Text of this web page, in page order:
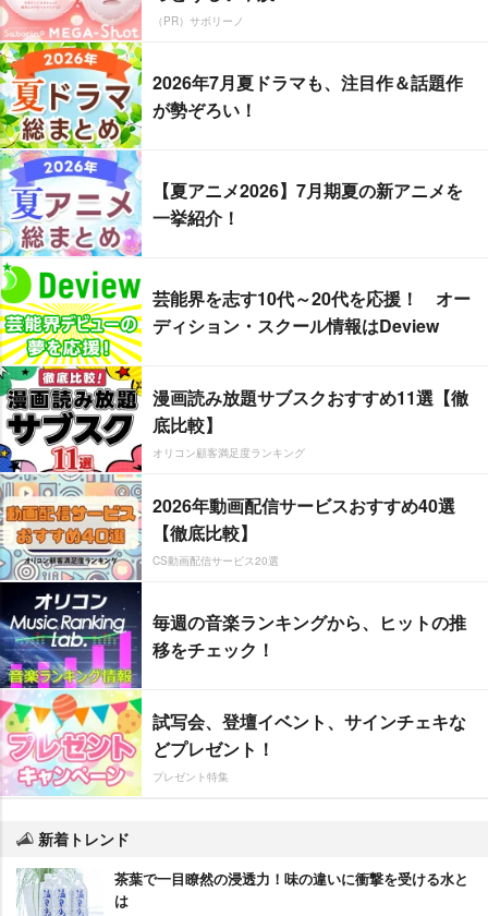
（PR）サボリーノ
2026年7月夏ドラマも、注目作＆話題作
が勢ぞろい！
【夏アニメ2026】7月期夏の新アニメを
一挙紹介！
芸能界を志す10代～20代を応援！ オー
ディション・スクール情報はDeview
漫画読み放題サブスクおすすめ11選【徹
底比較】
オリコン顧客満足度ランキング
2026年動画配信サービスおすすめ40選
【徹底比較】
CS動画配信サービス20選
毎週の音楽ランキングから、ヒットの推
移をチェック！
試写会、登壇イベント、サインチェキな
どプレゼント！
プレゼント特集
新着トレンド
茶葉で一目瞭然の浸透力！味の違いに衝撃を受ける水と
は